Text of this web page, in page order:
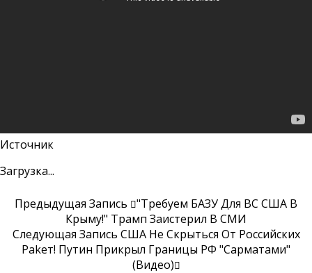
Источник
Загрузка...
Предыдущая Запись
"Требуем БАЗУ Для ВС США В
Крыму!" Трамп Заистерил В СМИ
Следующая Запись США Не Скрыться От Российских
Раkет! Путин Прикрыл Границы РФ "Сарматами"
(Видео)